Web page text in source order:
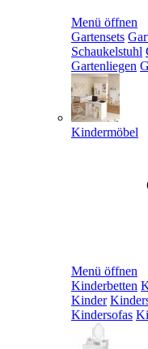
Menü öffnen
Gartensets
Schaukelstuhl
Gartenliegen
Kindermöbel
Menü öffnen
Kinderbetten
Kinder
Kindersofas